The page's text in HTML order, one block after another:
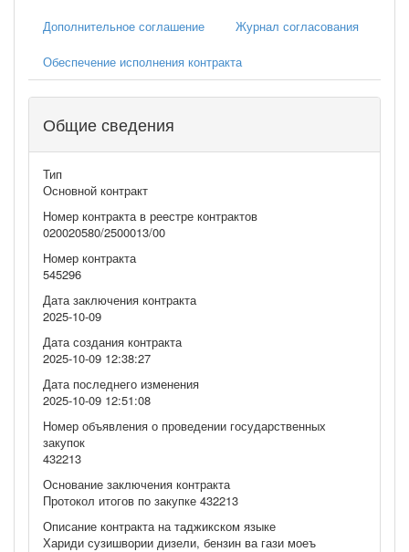
Дополнительное соглашение Журнал согласования
Обеспечение исполнения контракта
Общие сведения
Тип
Основной контракт
Номер контракта в реестре контрактов
020020580/2500013/00
Номер контракта
545296
Дата заключения контракта
2025-10-09
Дата создания контракта
2025-10-09 12:38:27
Дата последнего изменения
2025-10-09 12:51:08
Номер объявления о проведении государственных
закупок
432213
Основание заключения контракта
Протокол итогов по закупке 432213
Описание контракта на таджикском языке
Хариди сузишвории дизели, бензин ва гази моеъ